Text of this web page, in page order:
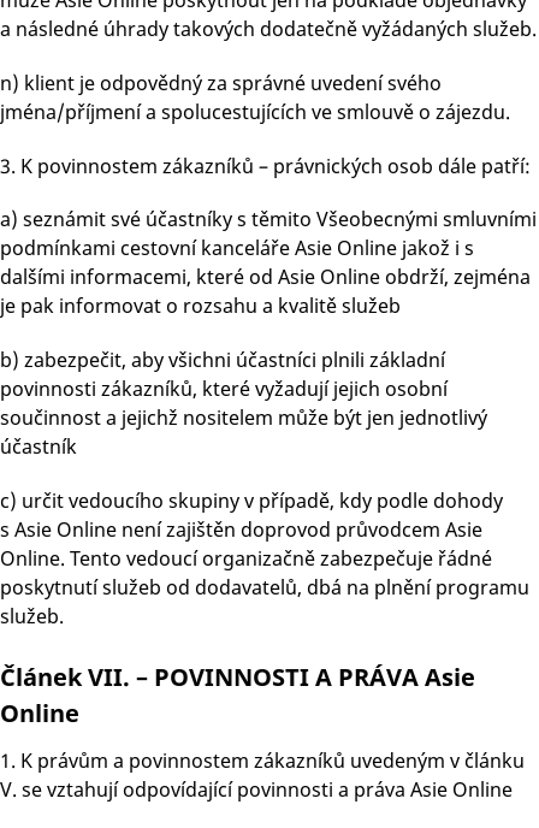
a následné úhrady takových dodatečně vyžádaných služeb.
n) klient je odpovědný za správné uvedení svého
jména/příjmení a spolucestujících ve smlouvě o zájezdu.
3. K povinnostem zákazníků – právnických osob dále patří:
a) seznámit své účastníky s těmito Všeobecnými smluvními
podmínkami cestovní kanceláře Asie Online jakož i s
dalšími informacemi, které od Asie Online obdrží, zejména
je pak informovat o rozsahu a kvalitě služeb
b) zabezpečit, aby všichni účastníci plnili základní
povinnosti zákazníků, které vyžadují jejich osobní
součinnost a jejichž nositelem může být jen jednotlivý
účastník
c) určit vedoucího skupiny v případě, kdy podle dohody
s Asie Online není zajištěn doprovod průvodcem Asie
Online. Tento vedoucí organizačně zabezpečuje řádné
poskytnutí služeb od dodavatelů, dbá na plnění programu
služeb.
Článek VII. – POVINNOSTI A PRÁVA Asie
Online
1. K právům a povinnostem zákazníků uvedeným v článku
V. se vztahují odpovídající povinnosti a práva Asie Online